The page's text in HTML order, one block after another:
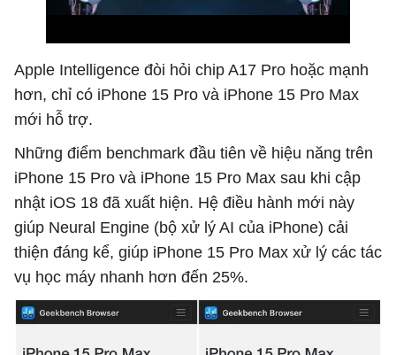
Apple Intelligence đòi hỏi chip A17 Pro hoặc mạnh
hơn, chỉ có iPhone 15 Pro và iPhone 15 Pro Max
mới hỗ trợ.
Những điểm benchmark đầu tiên về hiệu năng trên
iPhone 15 Pro và iPhone 15 Pro Max sau khi cập
nhật iOS 18 đã xuất hiện. Hệ điều hành mới này
giúp Neural Engine (bộ xử lý AI của iPhone) cải
thiện đáng kể, giúp iPhone 15 Pro Max xử lý các tác
vụ học máy nhanh hơn đến 25%.